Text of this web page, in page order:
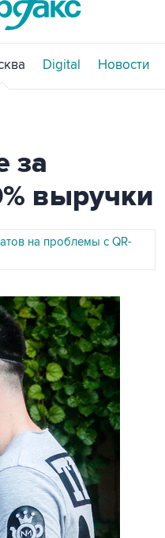
Digital Новости
за
выручки
на проблемы с QR-